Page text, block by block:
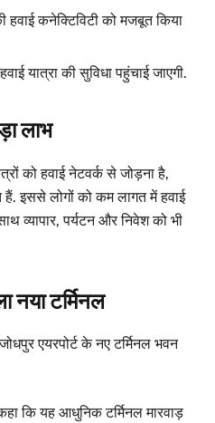
कनेक्टिविटी को मजबूत किया
यात्रा की सुविधा पहुंचाई जाएगी.
लाभ
को हवाई नेटवर्क से जोड़ना है,
हैं. इससे लोगों को कम लागत में हवाई
व्यापार, पर्यटन और निवेश को भी
नया टर्मिनल
एयरपोर्ट के नए टर्मिनल भवन
कि यह आधुनिक टर्मिनल मारवाड़